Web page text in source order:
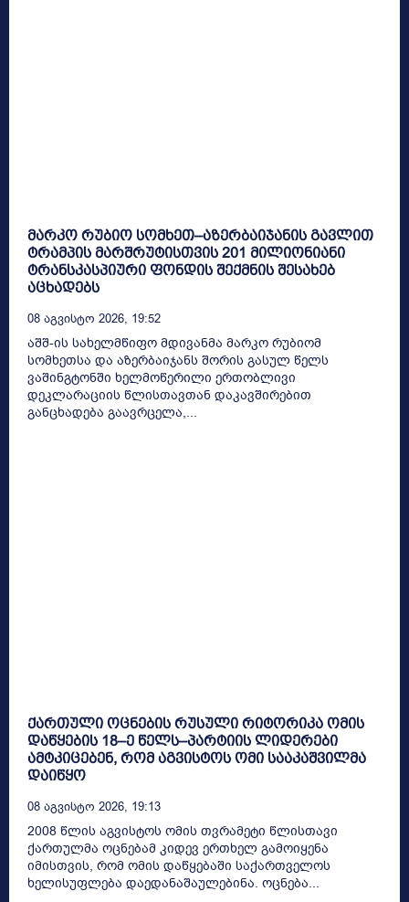
მარკო რუბიო სომხეთ–აზერბაიჯანის გავლით
ტრამპის მარშრუტისთვის 201 მილიონიანი
ტრანსკასპიური ფონდის შექმნის შესახებ
აცხადებს
08 Აგვისტო 2026, 19:52
აშშ-ის სახელმწიფო მდივანმა მარკო რუბიომ
სომხეთსა და აზერბაიჯანს შორის გასულ წელს
ვაშინგტონში ხელმოწერილი ერთობლივი
დეკლარაციის წლისთავთან დაკავშირებით
განცხადება გაავრცელა,...
ქართული ოცნების რუსული რიტორიკა ომის
დაწყების 18–ე წელს–პარტიის ლიდერები
ამტკიცებენ, რომ აგვისტოს ომი სააკაშვილმა
დაიწყო
08 Აგვისტო 2026, 19:13
2008 წლის აგვისტოს ომის თვრამეტი წლისთავი
ქართულმა ოცნებამ კიდევ ერთხელ გამოიყენა
იმისთვის, რომ ომის დაწყებაში საქართველოს
ხელისუფლება დაედანაშაულებინა. ოცნება...